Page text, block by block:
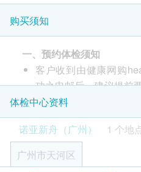
电脑扫描
低剂量肺部电脑扫描
基本项目
糖尿
空腹血糖
肝功能
购买须知
一、预约体检须知
客户收到由健康网购
功之电邮后，建议提前
联络诺亚新舟进行预
188 2005 1280。
客户至现场后，诺亚新
名、出生年月日
health.ESDlife订购成功
体检中心资料
诺亚新舟（广州）
1 个地
广州市天河区